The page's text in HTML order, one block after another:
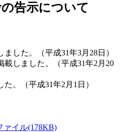
告示について
した。（平成31年3月28日）
載しました。（平成31年2月20
。（平成31年2月1日）
(178KB)